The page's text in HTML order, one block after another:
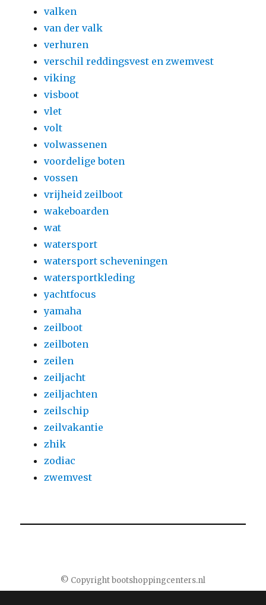
valken
van der valk
verhuren
verschil reddingsvest en zwemvest
viking
visboot
vlet
volt
volwassenen
voordelige boten
vossen
vrijheid zeilboot
wakeboarden
wat
watersport
watersport scheveningen
watersportkleding
yachtfocus
yamaha
zeilboot
zeilboten
zeilen
zeiljacht
zeiljachten
zeilschip
zeilvakantie
zhik
zodiac
zwemvest
© Copyright bootshoppingcenters.nl